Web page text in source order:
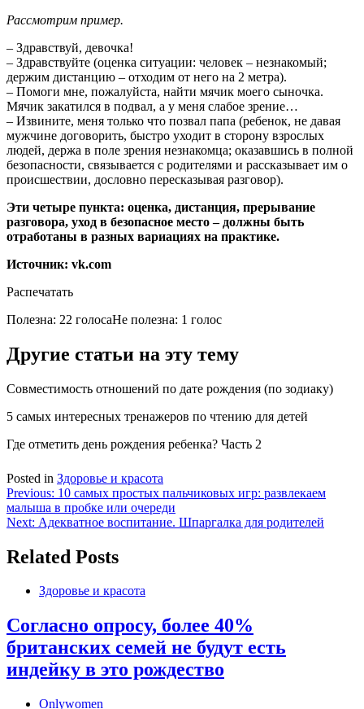
Рассмотрим пример.
– Здравствуй, девочка!
– Здравствуйте (оценка ситуации: человек – незнакомый;
держим дистанцию – отходим от него на 2 метра).
– Помоги мне, пожалуйста, найти мячик моего сыночка.
Мячик закатился в подвал, а у меня слабое зрение…
– Извините, меня только что позвал папа (ребенок, не давая
мужчине договорить, быстро уходит в сторону взрослых
людей, держа в поле зрения незнакомца; оказавшись в полной
безопасности, связывается с родителями и рассказывает им о
происшествии, дословно пересказывая разговор).
Эти четыре пункта: оценка, дистанция, прерывание
разговора, уход в безопасное место – должны быть
отработаны в разных вариациях на практике.
Источник: vk.com
Распечатать
Полезна: 22 голосаНе полезна: 1 голос
Другие статьи на эту тему
Совместимость отношений по дате рождения (по зодиаку)
5 самых интересных тренажеров по чтению для детей
Где отметить день рождения ребенка? Часть 2
Posted in Здоровье и красота
Навигация
по
Previous: 10 самых простых пальчиковых игр: развлекаем
малыша в пробке или очереди
Next: Адекватное воспитание. Шпаргалка для родителей
Related Posts
Здоровье и красота
Согласно опросу, более 40%
британских семей не будут есть
индейку в это рождество
Onlywomen